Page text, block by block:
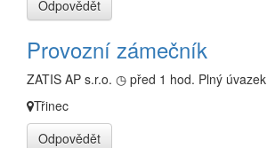
Odpovědět
Provozní zámečník
ZATIS AP s.r.o. ◷ před 1 hod. Plný úvazek
Třinec
Odpovědět